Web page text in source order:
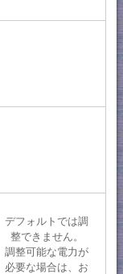
デフォルトでは調
整できません。
調整可能な電力が
必要な場合は、お